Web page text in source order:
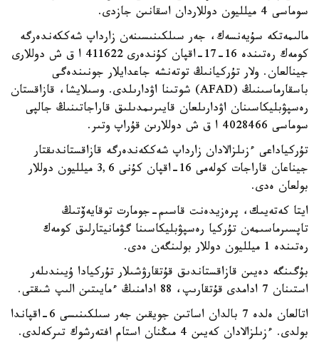
سوماسى 4 ميلليون دوللاردان اسقانىن جازدى.
مالىمەتكە سۇيەنسەك، جەر سىلكىنىسىنەن زارداپ شەككەندەرگە
كومەك رەتىندە 16-17-اقپان كۇندەرى 411622 ا ق ش دوللارى
جينالعان. ولار تۇركيانىڭ توتەنشە جاعدايلار جونىندەگى
باسقارماسىنىڭ (AFAD) شوتىنا اۋدارىلدى. وسىلايشا، قازاقستان
رەسپۋبليكاسىنان اۋدارىلعان قايىرىمدىلىق قاراجاتىنىڭ جالپى
سوماسى 4028466 ا ق ش دوللارىن قۇراپ وتىر.
تۇركياداعى ءزىلزالادان زارداپ شەككەندەرگە قازاقستاندىقتار
جيناعان قاراجات كولەمى 16-اقپان كۇنى 3,6 ميلليون دوللار
بولعان ەدى.
ايتا كەتەيىك، پرەزيدەنت قاسىم-جومارت توقايەۆتىڭ
تاپسىرماسىمەن تۇركيا رەسپۋبليكاسىنا گۋمانيتارلىق كومەك
رەتىندە 1 ميلليون دوللار بولىنگەن ەدى.
بۇگىنگە دەيىن قازاقستاندىق قۇتقارۋشىلار تۇركيادا ۇيىندىلەر
استىنان 7 ادامدى قۇتقارىپ، 88 ادامنىڭ ءمايىتىن الىپ شىقتى.
اتالعان ەلدە 7 بالدان اساتىن جويقىن جەر سىلكىنىسى 6-اقپاندا
بولدى. ءزىلزالادان كەيىن 4 مىڭنان استام افتەرشوك تىركەلدى.